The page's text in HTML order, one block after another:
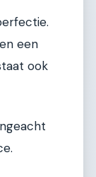
een
ook